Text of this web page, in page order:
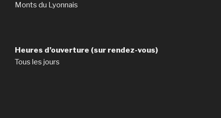
Monts du Lyonnais
Heures d’ouverture (sur rendez-vous)
Tous les jours